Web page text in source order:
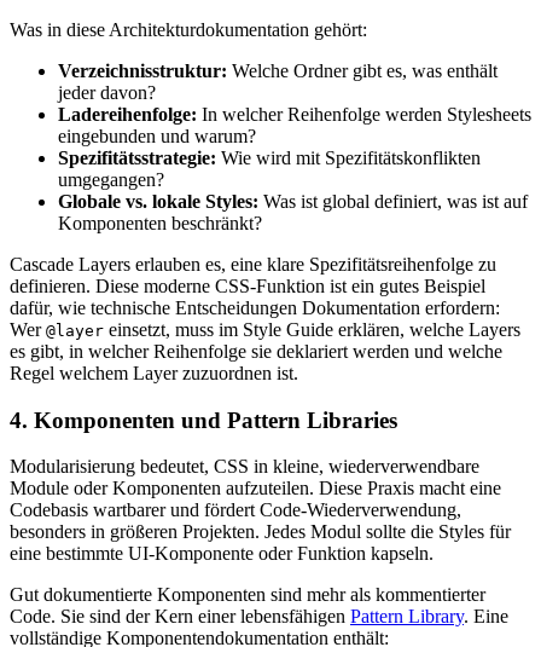
Was in diese Architekturdokumentation gehört:
Verzeichnisstruktur: Welche Ordner gibt es, was enthält
jeder davon?
Ladereihenfolge: In welcher Reihenfolge werden Stylesheets
eingebunden und warum?
Spezifitätsstrategie: Wie wird mit Spezifitätskonflikten
umgegangen?
Globale vs. lokale Styles: Was ist global definiert, was ist auf
Komponenten beschränkt?
Cascade Layers erlauben es, eine klare Spezifitätsreihenfolge zu
definieren. Diese moderne CSS-Funktion ist ein gutes Beispiel
dafür, wie technische Entscheidungen Dokumentation erfordern:
Wer @layer einsetzt, muss im Style Guide erklären, welche Layers
es gibt, in welcher Reihenfolge sie deklariert werden und welche
Regel welchem Layer zuzuordnen ist.
4. Komponenten und Pattern Libraries
Modularisierung bedeutet, CSS in kleine, wiederverwendbare
Module oder Komponenten aufzuteilen. Diese Praxis macht eine
Codebasis wartbarer und fördert Code-Wiederverwendung,
besonders in größeren Projekten. Jedes Modul sollte die Styles für
eine bestimmte UI-Komponente oder Funktion kapseln.
Gut dokumentierte Komponenten sind mehr als kommentierter
Code. Sie sind der Kern einer lebensfähigen Pattern Library. Eine
vollständige Komponentendokumentation enthält: